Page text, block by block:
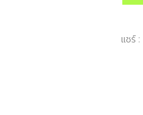
แชร์ :